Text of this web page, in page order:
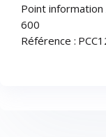
Point information
600
Référence :